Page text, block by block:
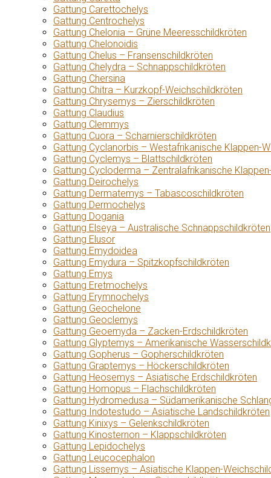
Gattung Carettochelys
Gattung Centrochelys
Gattung Chelonia – Grüne Meeresschildkröten
Gattung Chelonoidis
Gattung Chelus – Fransenschildkröten
Gattung Chelydra – Schnappschildkröten
Gattung Chersina
Gattung Chitra – Kurzkopf-Weichschildkröten
Gattung Chrysemys – Zierschildkröten
Gattung Claudius
Gattung Clemmys
Gattung Cuora – Scharnierschildkröten
Gattung Cyclanorbis – Westafrikanische Klappen-
Gattung Cyclemys – Blattschildkröten
Gattung Cycloderma – Zentralafrikanische
Gattung Deirochelys
Gattung Dermatemys – Tabascoschildkröten
Gattung Dermochelys
Gattung Dogania
Gattung Elseya – Australische Schnappschildkröten
Gattung Elusor
Gattung Emydoidea
Gattung Emydura – Spitzkopfschildkröten
Gattung Emys
Gattung Eretmochelys
Gattung Erymnochelys
Gattung Geochelone
Gattung Geoclemys
Gattung Geoemyda – Zacken-Erdschildkröten
Gattung Glyptemys – Amerikanische
Gattung Gopherus – Gopherschildkröten
Gattung Graptemys – Höckerschildkröten
Gattung Heosemys – Asiatische Erdschildkröten
Gattung Homopus – Flachschildkröten
Gattung Hydromedusa – Südamerikanische
Gattung Indotestudo – Asiatische Landschildkröten
Gattung Kinixys – Gelenkschildkröten
Gattung Kinosternon – Klappschildkröten
Gattung Lepidochelys
Gattung Leucocephalon
Gattung Lissemys – Asiatische Klappen-